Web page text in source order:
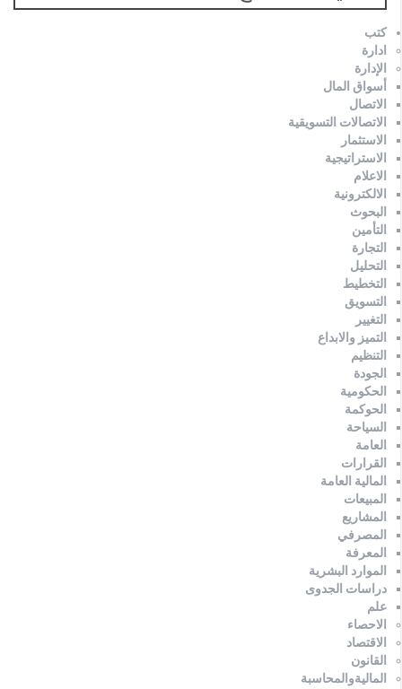
كتب
ادارة
الإدارة
أسواق المال
الاتصال
الاتصالات التسويقية
الاستثمار
الاستراتيجية
الاعلام
الالكترونية
البحوث
التأمين
التجارة
التحليل
التخطيط
التسويق
التغيير
التميز والابداع
التنظيم
الجودة
الحكومية
الحوكمة
السياحة
العامة
القرارات
المالية العامة
المبيعات
المشاريع
المصرفي
المعرفة
الموارد البشرية
دراسات الجدوى
علم
الاحصاء
الاقتصاد
القانون
الماليةوالمحاسبة